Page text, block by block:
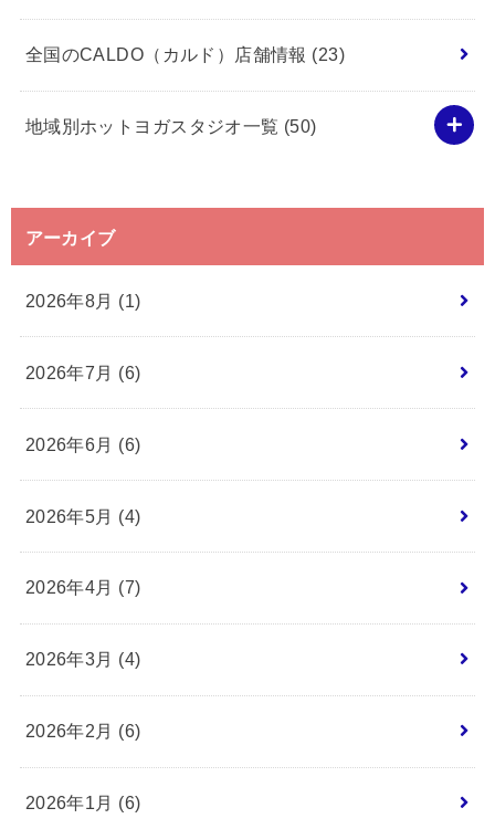
全国のCALDO（カルド）店舗情報 (23)
地域別ホットヨガスタジオ一覧 (50)
アーカイブ
2026年8月 (1)
2026年7月 (6)
2026年6月 (6)
2026年5月 (4)
2026年4月 (7)
2026年3月 (4)
2026年2月 (6)
2026年1月 (6)